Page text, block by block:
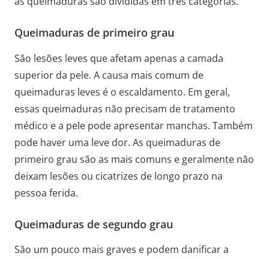
Queimaduras de primeiro grau
São lesões leves que afetam apenas a camada
superior da pele. A causa mais comum de
queimaduras leves é o escaldamento. Em geral,
essas queimaduras não precisam de tratamento
médico e a pele pode apresentar manchas. Também
pode haver uma leve dor. As queimaduras de
primeiro grau são as mais comuns e geralmente não
deixam lesões ou cicatrizes de longo prazo na
pessoa ferida.
Queimaduras de segundo grau
São um pouco mais graves e podem danificar a